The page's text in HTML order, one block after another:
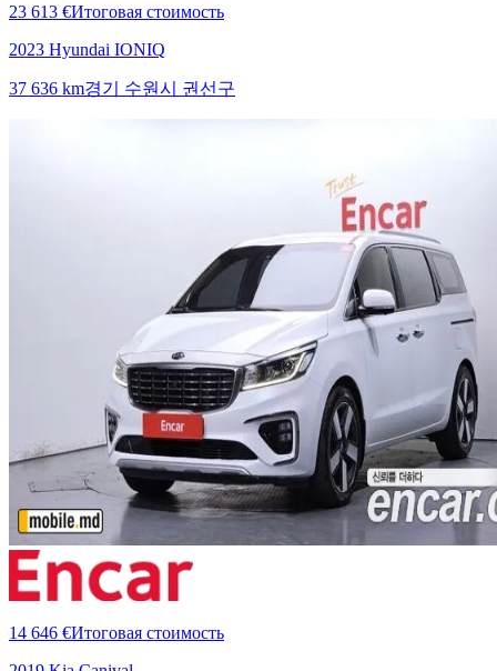
23 613 €Итоговая стоимость
2023 Hyundai IONIQ
37 636 km경기 수원시 권선구
14 646 €Итоговая стоимость